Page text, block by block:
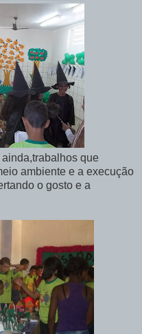
que
ambiente e a execução
o gosto e a